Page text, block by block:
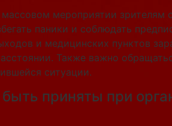
мероприятии зрителям
паники и соблюдать
и медицинских пунктов
Также важно
ситуации.
приняты при